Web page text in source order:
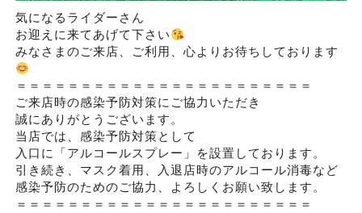
気になるライダーさん
お迎えに来てあげて下さい
みなさまのご来店、ご利用、心よりお待ちしております
＝＝＝＝＝＝＝＝＝＝＝＝＝＝＝＝＝＝＝＝＝＝＝
ご来店時の感染予防対策にご協力いただき
誠にありがとうございます。
当店では、感染予防対策として
入口に「アルコールスプレー」を設置しております。
引き続き、マスク着用、入退店時のアルコール消毒など
感染予防のためのご協力、よろしくお願い致します。
＝＝＝＝＝＝＝＝＝＝＝＝＝＝＝＝＝＝＝＝＝＝＝